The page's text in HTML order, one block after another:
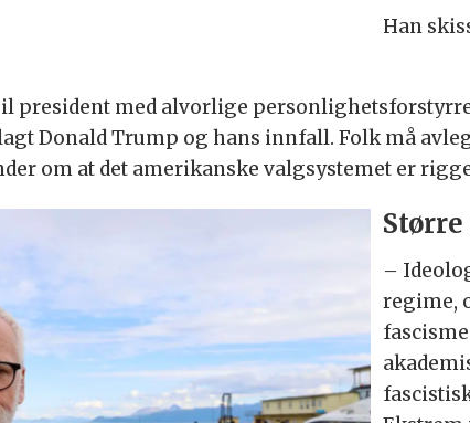
Han
president med alvorlige
Donald Trump og hans innfall. Folk må
om at det amerikanske valgsystemet er
–
regime,